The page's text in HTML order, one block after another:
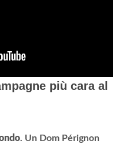
più cara al
. Un Dom Pérignon